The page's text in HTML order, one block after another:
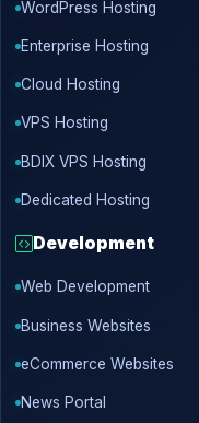
WordPress Hosting
Enterprise Hosting
Cloud Hosting
VPS Hosting
BDIX VPS Hosting
Dedicated Hosting
Development
Web Development
Business Websites
eCommerce Websites
News Portal